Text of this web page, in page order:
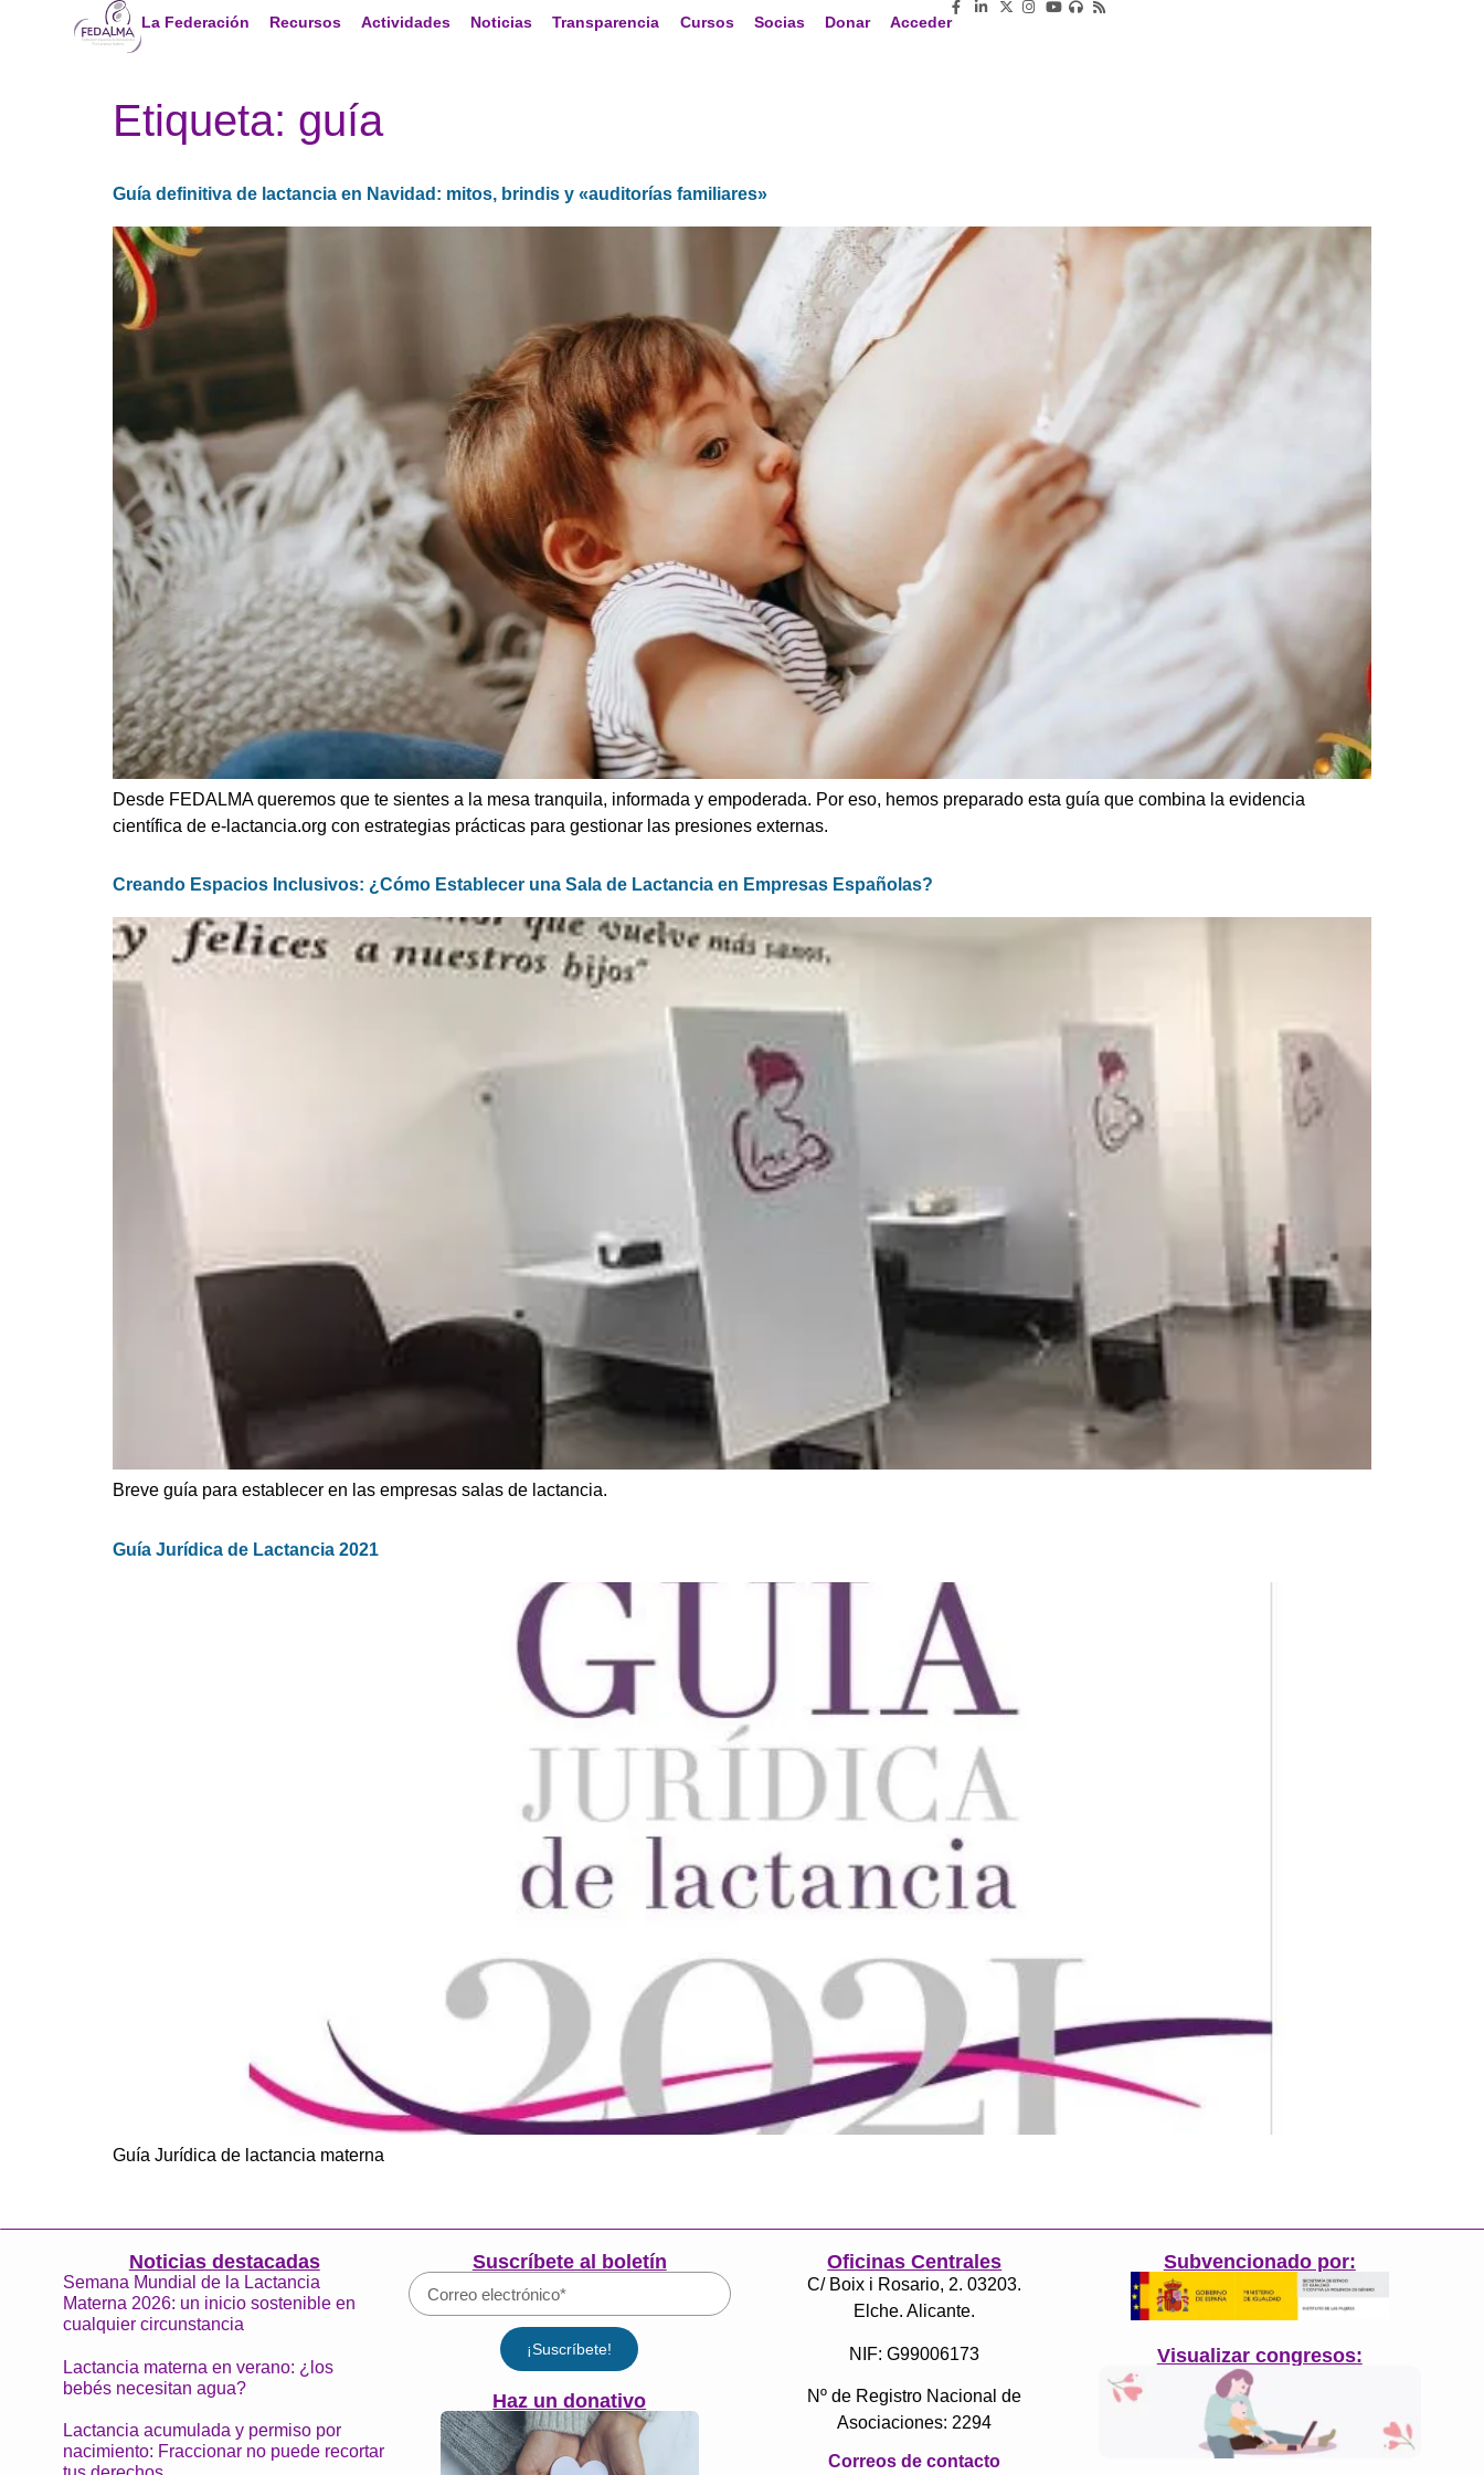
La Federación Recursos Actividades Noticias Transparencia Cursos Socias Donar Acceder
Etiqueta: guía
Guía definitiva de lactancia en Navidad: mitos, brindis y «auditorías familiares»
Desde FEDALMA queremos que te sientes a la mesa tranquila, informada y empoderada. Por eso, hemos preparado esta guía que combina la evidencia
científica de e-lactancia.org con estrategias prácticas para gestionar las presiones externas.
Creando Espacios Inclusivos: ¿Cómo Establecer una Sala de Lactancia en Empresas Españolas?
Breve guía para establecer en las empresas salas de lactancia.
Guía Jurídica de Lactancia 2021
Guía Jurídica de lactancia materna
Noticias destacadas
Semana Mundial de la Lactancia
Materna 2026: un inicio sostenible en
cualquier circunstancia
Lactancia materna en verano: ¿los
bebés necesitan agua?
Lactancia acumulada y permiso por
nacimiento: Fraccionar no puede recortar
Suscríbete al boletín
¡Suscríbete!
Haz un donativo
Oficinas Centrales
C/ Boix i Rosario, 2. 03203.
Elche. Alicante.
NIF: G99006173
Nº de Registro Nacional de
Asociaciones: 2294
Correos de contacto
Subvencionado por:
Visualizar congresos: